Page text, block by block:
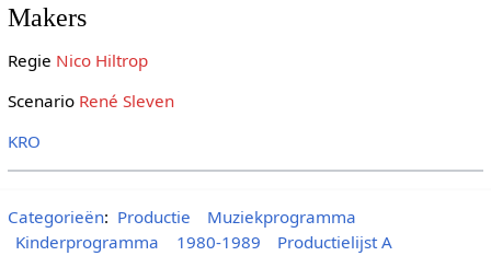
Makers
Regie Nico Hiltrop
Scenario René Sleven
KRO
Categorieën: Productie
Muziekprogramma
Kinderprogramma
1980-1989 Productielijst A